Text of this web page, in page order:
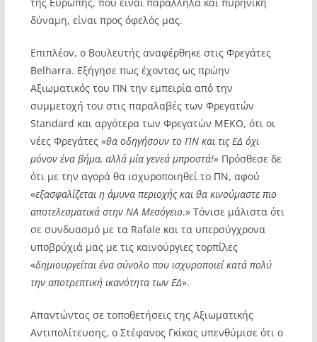
δύναμη, είναι προς όφελός μας.
Επιπλέον, ο Βουλευτής αναφέρθηκε στις Φρεγάτες
Belharra. Εξήγησε πως έχοντας ως πρώην
Αξιωματικός του ΠΝ την εμπειρία από την
συμμετοχή του στις παραλαβές των Φρεγατών
Standard και αργότερα των Φρεγατών ΜΕΚΟ, ότι οι
νέες Φρεγάτες «θα οδηγήσουν το ΠΝ και τις ΕΔ όχι
μόνον ένα βήμα, αλλά μία γενεά μπροστά!» Πρόσθεσε δε
ότι με την αγορά θα ισχυροποιηθεί το ΠΝ, αφού
«εξασφαλίζεται η άμυνα περιοχής και θα κινούμαστε πιο
αποτελεσματικά στην ΝΑ Μεσόγειο.» Τόνισε μάλιστα ότι
σε συνδυασμό με τα Rafale και τα υπερσύγχρονα
υποβρύχιά μας με τις καινούργιες τορπίλες
«δημιουργείται ένα σύνολο που ισχυροποιεί κατά πολύ
την αποτρεπτική ικανότητα των ΕΔ».
Απαντώντας σε τοποθετήσεις της Αξιωματικής
Αντιπολίτευσης, ο Στέφανος Γκίκας υπενθύμισε ότι ο